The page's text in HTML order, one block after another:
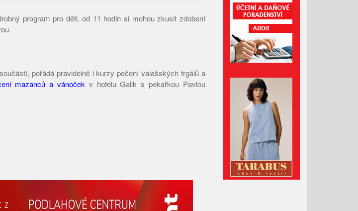
Říjen 2021
Září 2021
Srpen 2021
Červenec 2021
Květen 2021
Duben 2021
Březen 2021
Únor 2021
Leden 2021
Prosinec 2020
Listopad 2020
program pro děti, od 11 hodin si mohou zkusit zdobení
pořádá pravidelně i kurzy pečení valašských frgálů a
mazanců a vánoček v hotelu Galik s pekařkou Pavlou